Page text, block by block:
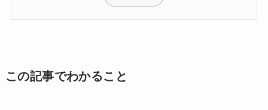
この記事でわかること